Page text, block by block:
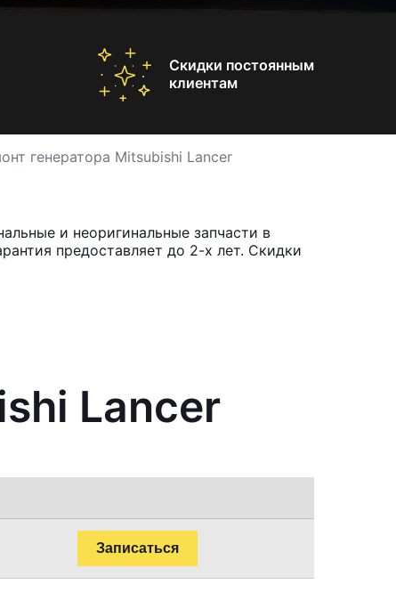
Скидки постоянным
клиентам
генератора Mitsubishi Lancer
и неоригинальные запчасти в
предоставляет до 2-х лет. Скидки
Lancer
Записаться